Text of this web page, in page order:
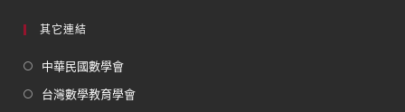
其它連結
中華民國數學會
台灣數學教育學會